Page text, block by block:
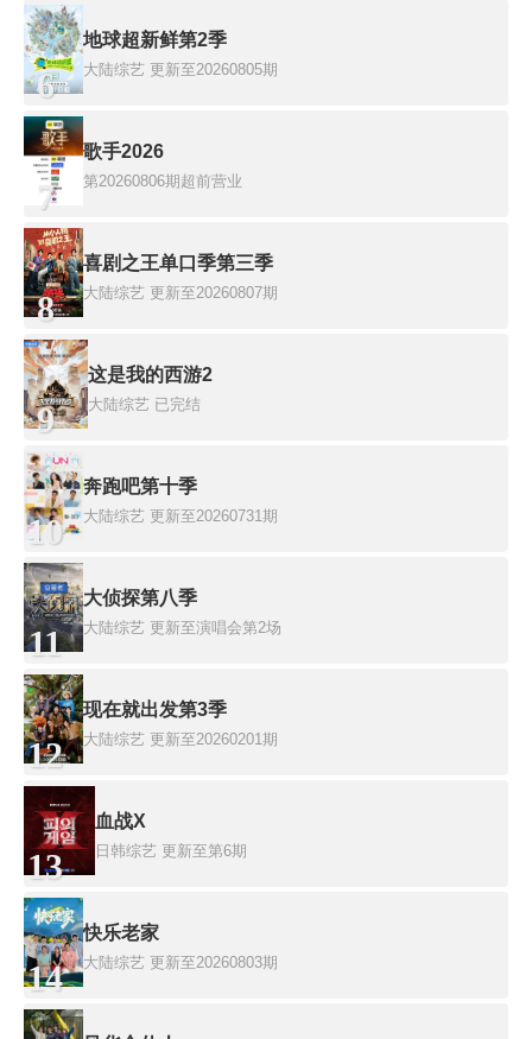
6
地球超新鲜第2季
大陆综艺 更新至20260805期
7
歌手2026
第20260806期超前营业
8
喜剧之王单口季第三季
大陆综艺 更新至20260807期
9
这是我的西游2
大陆综艺 已完结
10
奔跑吧第十季
大陆综艺 更新至20260731期
11
大侦探第八季
大陆综艺 更新至演唱会第2场
12
现在就出发第3季
大陆综艺 更新至20260201期
13
血战X
日韩综艺 更新至第6期
14
快乐老家
大陆综艺 更新至20260803期